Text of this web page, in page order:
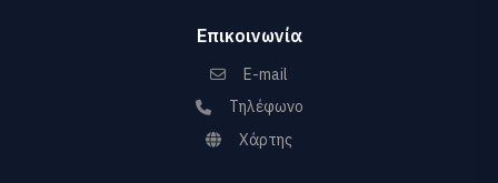
Επικοινωνία
E-mail
Τηλέφωνο
Χάρτης